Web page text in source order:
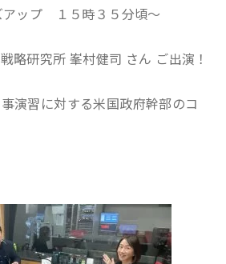
ップ １５時３５分頃～
略研究所 峯村健司 さん ご出演！
演習に対する米国政府幹部のコ